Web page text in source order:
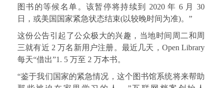
图书的等候名单。该暂停将持续到 2020 年 6 月 30
日，或美国国家紧急状态结束(以较晚时间为准)。”
这份公告引起了公众极大的兴趣，当地时间周二和周
三就有近 2 万名新用户注册。最近几天，Open Library
每天“借出”1. 5 万至 2 万本书。
“鉴于我们国家的紧急情况，这个图书馆系统将来帮助